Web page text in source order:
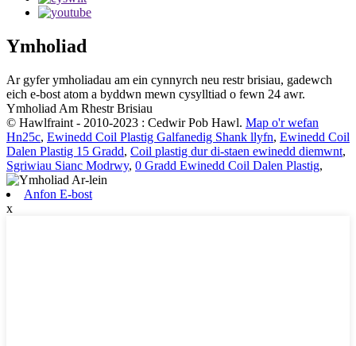
Ymholiad
Ar gyfer ymholiadau am ein cynnyrch neu restr brisiau, gadewch
eich e-bost atom a byddwn mewn cysylltiad o fewn 24 awr.
Ymholiad Am Rhestr Brisiau
© Hawlfraint - 2010-2023 : Cedwir Pob Hawl. Map o'r wefan
Hn25c, Ewinedd Coil Plastig Galfanedig Shank llyfn, Ewinedd Coil
Dalen Plastig 15 Gradd, Coil plastig dur di-staen ewinedd diemwnt,
Sgriwiau Sianc Modrwy, 0 Gradd Ewinedd Coil Dalen Plastig,
Anfon E-bost
x